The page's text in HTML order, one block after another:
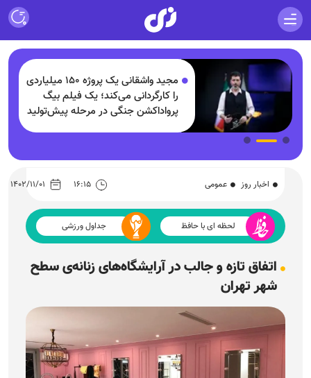
مجید واشقانی یک پروژه ۱۵۰ میلیاردی
را کارگردانی می‌کند؛ یک فیلم بیگ
پرواداکشن جنگی در مرحله پیش‌تولید
اخبار روز عمومی ۱۶:۱۵ ۱۴۰۲/۱۱/۰۱
لحظه ای با حافظ جداول ورزشی
اتفاق تازه و جالب در آرایشگاه‌های زنانه‌ی سطح
شهر تهران